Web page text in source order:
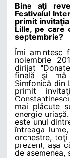
Bine aţi
Festivalul
primit
Lille, pe care
septembrie?
Îmi amintesc
noiembrie
dirijat
finală şi mă
Simfonică din
primit
mai plăcute
energie
este unul
întreaga
orchestre,
prezent, aşa
de asemenea,